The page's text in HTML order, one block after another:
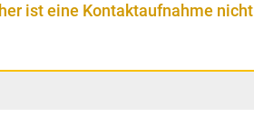
ist eine Kontaktaufnahme nicht